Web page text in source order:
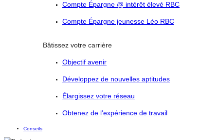
Compte Épargne @ intérêt élevé RBC
Compte Épargne jeunesse Léo RBC
Bâtissez votre carrière
Objectif avenir
Développez de nouvelles aptitudes
Élargissez votre réseau
Obtenez de l’expérience de travail
Conseils